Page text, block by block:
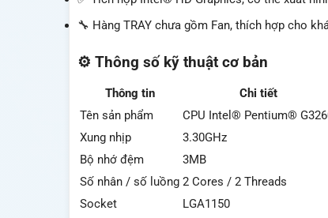
🔧 Hàng TRAY chưa gồm Fan, thích hợp cho
⚙️ Thông số kỹ thuật cơ bản
Thông tin
Chi tiết
Tên sản phẩm
CPU Intel® Pentium®
Xung nhịp
3.30GHz
Bộ nhớ đệm
3MB
Số nhân / số luồng 2 Cores / 2 Threads
Socket
LGA1150